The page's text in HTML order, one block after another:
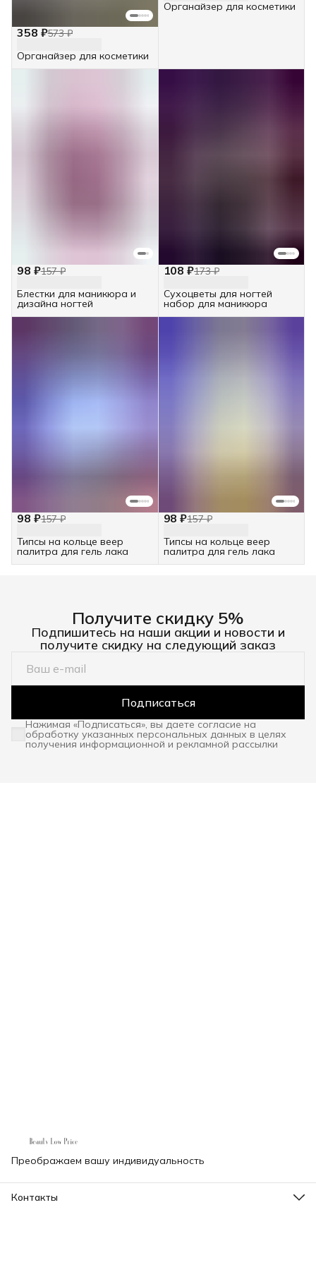
358 ₽573 ₽
Органайзер для косметики
Органайзер для косметики
98 ₽157 ₽
Блестки для маникюра и
дизайна ногтей
108 ₽173 ₽
Сухоцветы для ногтей
набор для маникюра
98 ₽157 ₽
Типсы на кольце веер
палитра для гель лака
98 ₽157 ₽
Типсы на кольце веер
палитра для гель лака
Получите скидку 5%
Подпишитесь на наши акции и новости и
получите скидку на следующий заказ
Подписаться
Нажимая «Подписаться», вы даете согласие на
обработку указанных персональных данных в целях
получения информационной и рекламной рассылки
Преображаем вашу индивидуальность
Контакты